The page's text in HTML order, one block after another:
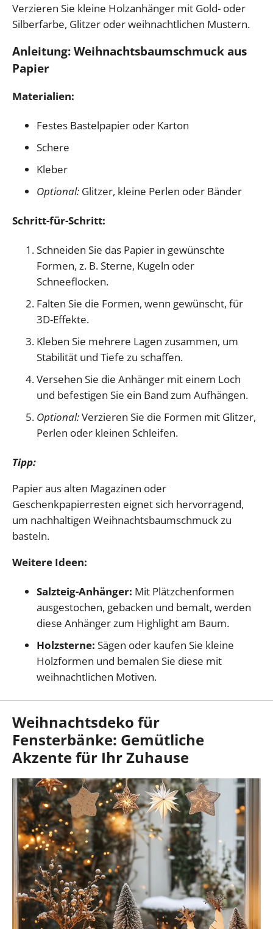
Verzieren Sie kleine Holzanhänger mit Gold- oder
Silberfarbe, Glitzer oder weihnachtlichen Mustern.
Anleitung: Weihnachtsbaumschmuck aus
Papier
Materialien:
Festes Bastelpapier oder Karton
Schere
Kleber
Optional: Glitzer, kleine Perlen oder Bänder
Schritt-für-Schritt:
Schneiden Sie das Papier in gewünschte
Formen, z. B. Sterne, Kugeln oder
Schneeflocken.
Falten Sie die Formen, wenn gewünscht, für
3D-Effekte.
Kleben Sie mehrere Lagen zusammen, um
Stabilität und Tiefe zu schaffen.
Versehen Sie die Anhänger mit einem Loch
und befestigen Sie ein Band zum Aufhängen.
Optional:Verzieren Sie die Formen mit Glitzer,
Perlen oder kleinen Schleifen.
Tipp:
Papier aus alten Magazinen oder
Geschenkpapierresten eignet sich hervorragend,
um nachhaltigen Weihnachtsbaumschmuck zu
basteln.
Weitere Ideen:
Salzteig-Anhänger: Mit Plätzchenformen
ausgestochen, gebacken und bemalt, werden
diese Anhänger zum Highlight am Baum.
Holzsterne: Sägen oder kaufen Sie kleine
Holzformen und bemalen Sie diese mit
weihnachtlichen Motiven.
Weihnachtsdeko für
Fensterbänke: Gemütliche
Akzente für Ihr Zuhause